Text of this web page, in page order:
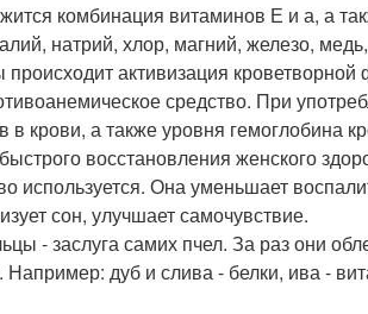
комбинация витаминов Е и а, а
натрий, хлор, магний, железо,
активизация кроветворной
средство. При
крови, а также уровня гемоглобина
восстановления женского
используется. Она уменьшает
сон, улучшает самочувствие.
- заслуга самих пчел. За раз они
дуб и слива - белки, ива -